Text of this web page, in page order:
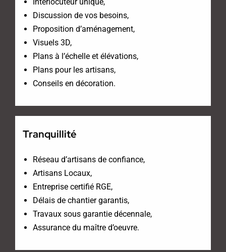
Discussion de vos besoins,
Proposition d’aménagement,
Visuels 3D,
Plans à l’échelle et élévations,
Plans pour les artisans,
Conseils en décoration.
Tranquillité
Réseau d’artisans de confiance,
Artisans Locaux,
Entreprise certifié RGE,
Délais de chantier garantis,
Travaux sous garantie décennale,
Assurance du maître d’oeuvre.